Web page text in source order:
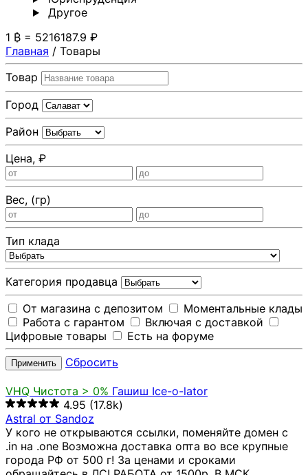
Другoе
1 ₿ = 5216187.9 ₽
Главная / Товары
Товар
Город
Район
Цена, ₽
Вес, (гр)
Тип клада
Категория продавца
От магазина с депозитом
Моментальные клады
Работа с гарантом
Включая с доставкой
Цифровые товары
Есть на форуме
Применить Сбросить
VHQ Чистота > 0% Гашиш Ice-o-lator
4.95 (17.8k)
Astral от Sandoz
У кого не открываются ссылки, поменяйте домен с
.in на .one Возможна доставка опта во все крупные
города РФ от 500 г! За ценами и сроками